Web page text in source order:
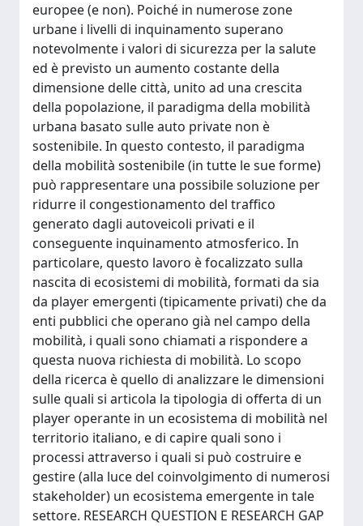
europee (e non). Poiché in numerose zone
urbane i livelli di inquinamento superano
notevolmente i valori di sicurezza per la salute
ed è previsto un aumento costante della
dimensione delle città, unito ad una crescita
della popolazione, il paradigma della mobilità
urbana basato sulle auto private non è
sostenibile. In questo contesto, il paradigma
della mobilità sostenibile (in tutte le sue forme)
può rappresentare una possibile soluzione per
ridurre il congestionamento del traffico
generato dagli autoveicoli privati e il
conseguente inquinamento atmosferico. In
particolare, questo lavoro è focalizzato sulla
nascita di ecosistemi di mobilità, formati da sia
da player emergenti (tipicamente privati) che da
enti pubblici che operano già nel campo della
mobilità, i quali sono chiamati a rispondere a
questa nuova richiesta di mobilità. Lo scopo
della ricerca è quello di analizzare le dimensioni
sulle quali si articola la tipologia di offerta di un
player operante in un ecosistema di mobilità nel
territorio italiano, e di capire quali sono i
processi attraverso i quali si può costruire e
gestire (alla luce del coinvolgimento di numerosi
stakeholder) un ecosistema emergente in tale
settore. RESEARCH QUESTION E RESEARCH GAP